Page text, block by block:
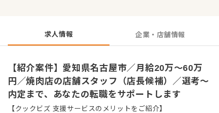
求人情報 企業・店舗情報
【紹介案件】愛知県名古屋市／月給20万～60万
円／焼肉店の店舗スタッフ（店長候補）／選考～
内定まで、あなたの転職をサポートします
【クックビズ 支援サービスのメリットをご紹介】